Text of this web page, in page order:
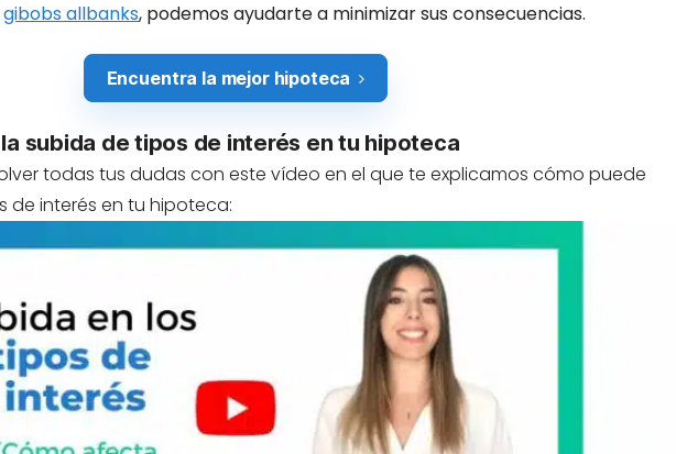
gibobs allbanks, podemos ayudarte a minimizar sus consecuencias.
Encuentra la mejor hipoteca
subida de tipos de interés en tu hipoteca
todas tus dudas con este vídeo en el que te explicamos cómo puede
interés en tu hipoteca: